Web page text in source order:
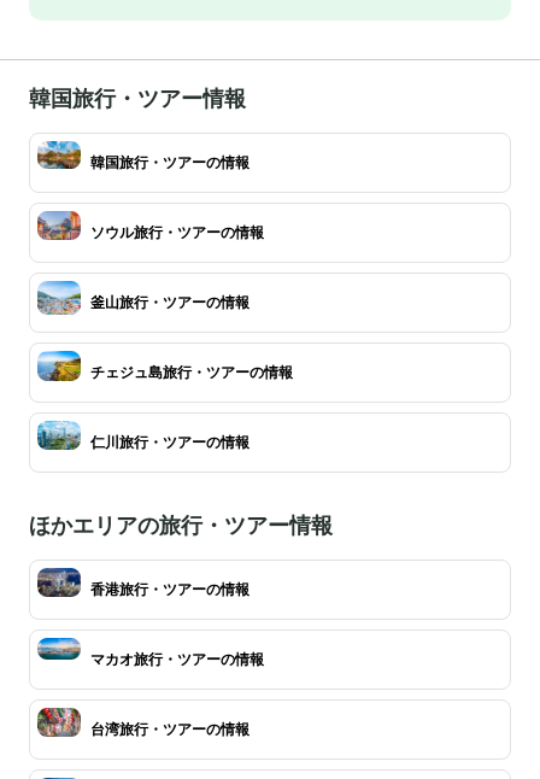
韓国旅行・ツアー情報
韓国旅行・ツアーの情報
ソウル旅行・ツアーの情報
釜山旅行・ツアーの情報
チェジュ島旅行・ツアーの情報
仁川旅行・ツアーの情報
ほかエリアの旅行・ツアー情報
香港旅行・ツアーの情報
マカオ旅行・ツアーの情報
台湾旅行・ツアーの情報